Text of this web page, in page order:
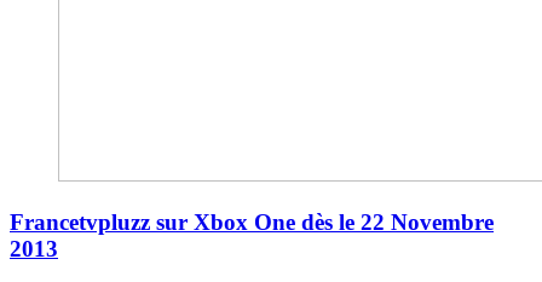
Francetvpluzz sur Xbox One dès le 22 Novembre
2013